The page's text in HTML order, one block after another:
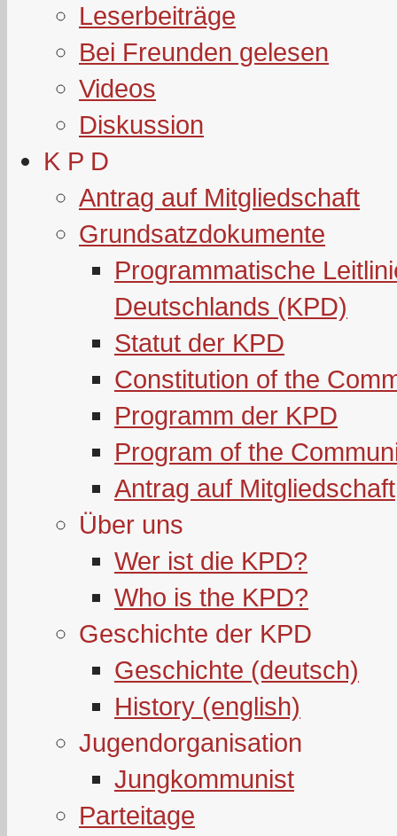
Leserbeiträge
Bei Freunden gelesen
Videos
Diskussion
K P D
Antrag auf Mitgliedschaft
Grundsatzdokumente
Programmatische
Deutschlands (KPD)
Statut der KPD
Constitution of the
Programm der KPD
Program of the
Antrag auf Mitgliedschaft
Über uns
Wer ist die KPD?
Who is the KPD?
Geschichte der KPD
Geschichte (deutsch)
History (english)
Jugendorganisation
Jungkommunist
Parteitage